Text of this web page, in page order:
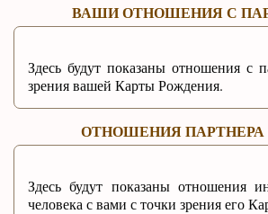
ВАШИ ОТНОШЕНИЯ С
Здесь будут показаны отношения с
зрения вашей Карты Рождения.
ОТНОШЕНИЯ
Здесь будут показаны отношения
человека с вами с точки зрения его